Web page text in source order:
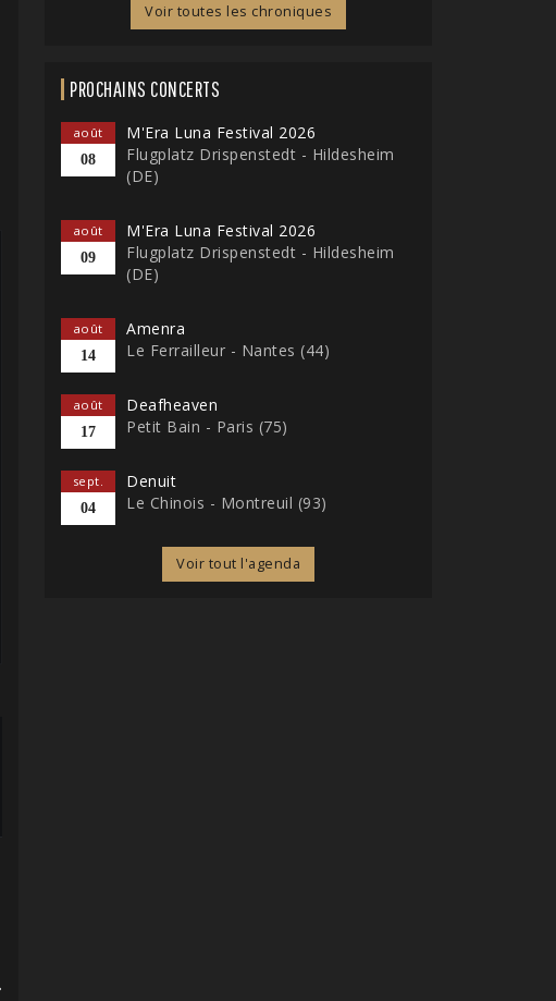
Voir toutes les chroniques
PROCHAINS CONCERTS
août
08
M'Era Luna Festival 2026
Flugplatz Drispenstedt - Hildesheim
(DE)
août
09
M'Era Luna Festival 2026
Flugplatz Drispenstedt - Hildesheim
(DE)
août
14
Amenra
Le Ferrailleur - Nantes (44)
août
17
Deafheaven
Petit Bain - Paris (75)
sept.
04
Denuit
Le Chinois - Montreuil (93)
Voir tout l'agenda